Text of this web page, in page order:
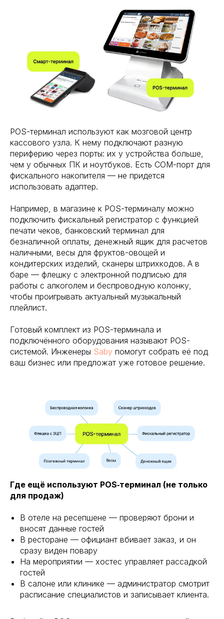
POS-терминал используют как мозговой центр
кассового узла. К нему подключают разную
периферию через порты: их у устройства больше,
чем у обычных ПК и ноутбуков. Есть СОМ-порт для
фискального накопителя — не придется
использовать адаптер.
Например, в магазине к POS-терминалу можно
подключить фискальный регистратор с функцией
печати чеков, банковский терминал для
безналичной оплаты, денежный ящик для расчетов
наличными, весы для фруктов-овощей и
кондитерских изделий, сканеры штрихкодов. А в
баре — флешку с электронной подписью для
работы с алкоголем и беспроводную колонку,
чтобы проигрывать актуальный музыкальный
плейлист.
Готовый комплект из POS-терминала и
подключённого оборудования называют POS-
системой. Инженеры Saby помогут собрать её под
ваш бизнес или предложат уже готовое решение.
Где ещё используют POS‑терминал (не только
для продаж)
В отеле на ресепшене — проверяют брони и
вносят данные гостей
В ресторане — официант вбивает заказ, и он
сразу виден повару
На мероприятии — хостес управляет рассадкой
гостей
В салоне или клинике — администратор смотрит
расписание специалистов и записывает клиента.